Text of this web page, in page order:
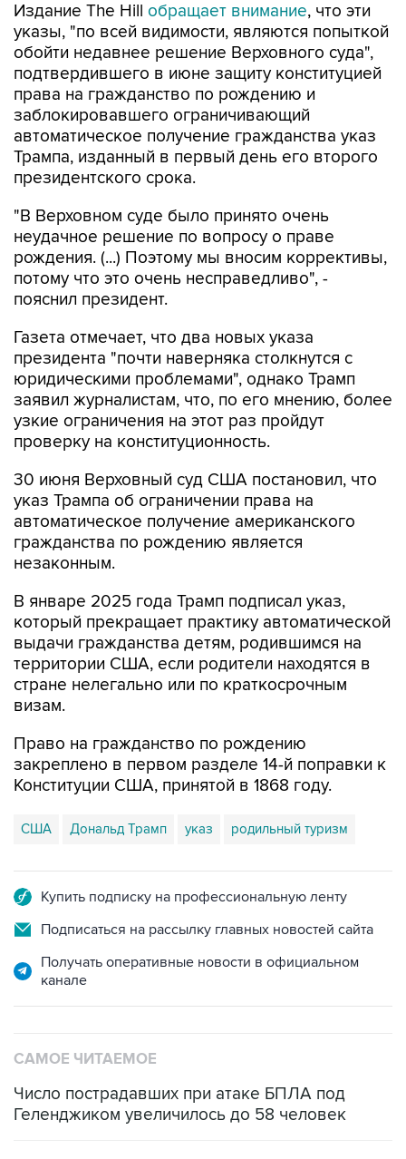
Издание The Hill обращает внимание, что эти
указы, "по всей видимости, являются попыткой
обойти недавнее решение Верховного суда",
подтвердившего в июне защиту конституцией
права на гражданство по рождению и
заблокировавшего ограничивающий
автоматическое получение гражданства указ
Трампа, изданный в первый день его второго
президентского срока.
"В Верховном суде было принято очень
неудачное решение по вопросу о праве
рождения. (...) Поэтому мы вносим коррективы,
потому что это очень несправедливо", -
пояснил президент.
Газета отмечает, что два новых указа
президента "почти наверняка столкнутся с
юридическими проблемами", однако Трамп
заявил журналистам, что, по его мнению, более
узкие ограничения на этот раз пройдут
проверку на конституционность.
30 июня Верховный суд США постановил, что
указ Трампа об ограничении права на
автоматическое получение американского
гражданства по рождению является
незаконным.
В январе 2025 года Трамп подписал указ,
который прекращает практику автоматической
выдачи гражданства детям, родившимся на
территории США, если родители находятся в
стране нелегально или по краткосрочным
визам.
Право на гражданство по рождению
закреплено в первом разделе 14-й поправки к
Конституции США, принятой в 1868 году.
США Дональд Трамп указ родильный туризм
Купить подписку на профессиональную ленту
Подписаться на рассылку главных новостей сайта
Получать оперативные новости в официальном
канале
САМОЕ ЧИТАЕМОЕ
Число пострадавших при атаке БПЛА под
Геленджиком увеличилось до 58 человек